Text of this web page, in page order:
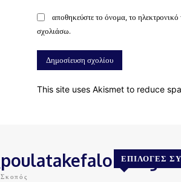
αποθηκεύστε το όνομα, το
σχολιάσω.
This site uses Akismet to reduce
poulatakefalonias.gr
Σκοπός
ΕΠΙΛΟΓΈΣ